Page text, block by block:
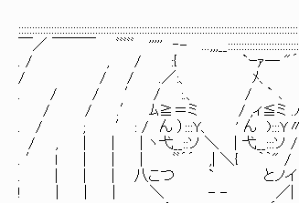
￣／ ￣￣￣ ﾞﾞﾞﾞﾞ ''''' ‐-
. / , / :{ `ｰｧ―
/ / / .／:、 ﾒ、 |::::::::!
. / / ′ / :.、 / ` ､ |::::::/!_.
/ / .′ ﾑ≧＝ミ / ,ィ≦ミ .ﾉ;:イ
. / ; ′ : / ん ）:::Y、 ' ん ):::Ｙ
/ , | | | ヽ弋__::ソ ＼ | 弋__:::
. ′ ｌ | | | ﾞﾞ´´ ,| ＼{ ｀｀
. | | | 八こつ ` とノイ
! | | | ＼ - - ／|